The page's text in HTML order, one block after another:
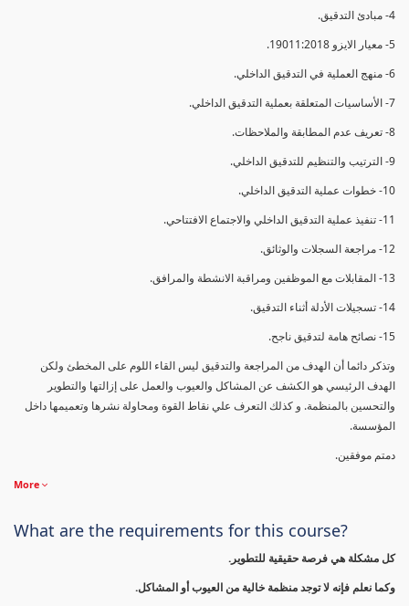
4- مبادئ التدقيق.
5- معيار الايزو 19011:2018.
6- منهج العملية في التدقيق الداخلي.
7- الأساسيات المتعلقة بعملية التدقيق الداخلي.
8- تعريف عدم المطابقة والملاحظات.
9- الترتيب والتنظيم للتدقيق الداخلي.
10- خطوات عملية التدقيق الداخلي.
11- تنفيذ عملية التدقيق الداخلي والاجتماع الافتتاحي.
12- مراجعة السجلات والوثائق.
13- المقابلات مع الموظفين ومراقبة الانشطة والمرافق.
14- تسجيلات الأدلة أثناء التدقيق.
15- نصائح هامة لتدقيق ناجح.
وتذكر دائما أن الهدف من المراجعة والتدقيق ليس القاء اللوم على المخطئ ولكن
الهدف الرئيسي هو الكشف عن المشاكل والعيوب والعمل على إزالتها والتطوير
والتحسين بالمنظمة. و كذلك التعرف علي نقاط القوة ومحاولة نشرها وتعميمها داخل
المؤسسة.
دمتم موفقين.
More
What are the requirements for this course?
كل مشكلة هي فرصة حقيقية للتطوير.
وكما نعلم فإنه لا توجد منظمة خالية من العيوب أو المشاكل.